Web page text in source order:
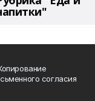
согласия